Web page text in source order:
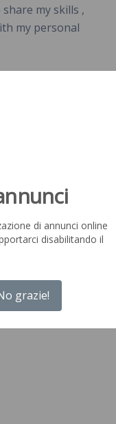
my skills ,
my personal
di annunci online
disabilitando il
grazie!